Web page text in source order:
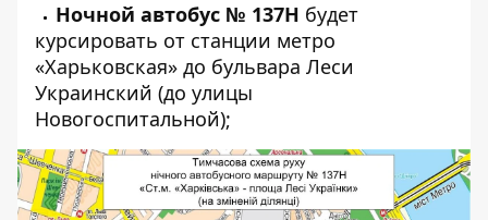
Ночной автобус № 137Н будет
курсировать от станции метро
«Харьковская» до бульвара Леси
Украинский (до улицы
Новогоспитальной);